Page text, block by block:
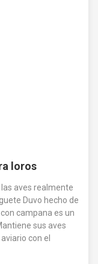
loros
aves realmente
Duvo hecho de
campana es un
sus aves
con el